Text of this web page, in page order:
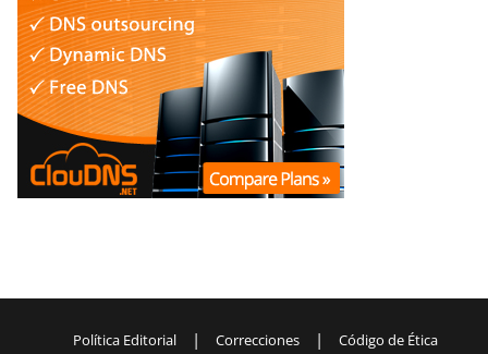
Política Editorial | Correcciones | Código de Ética